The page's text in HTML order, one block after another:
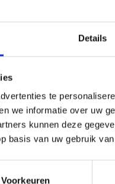
Details
te
we informatie over uw
kunnen deze
basis van uw gebruik
Voorkeuren
kenmerkende matte,
dat het
en -structuren.
en kunnen,
100 jaar meegaan.
aan het eind van zijn